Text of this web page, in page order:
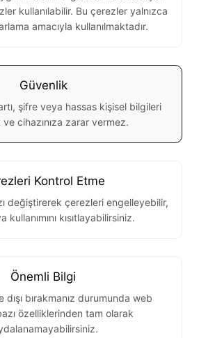
kullanılabilir. Bu çerezler yalnızca
amacıyla kullanılmaktadır.
Güvenlik
şifre veya hassas kişisel bilgileri
cihazınıza zarar vermez.
Kontrol Etme
değiştirerek çerezleri engelleyebilir,
kullanımını kısıtlayabilirsiniz.
Önemli Bilgi
bırakmanız durumunda web
özelliklerinden tam olarak